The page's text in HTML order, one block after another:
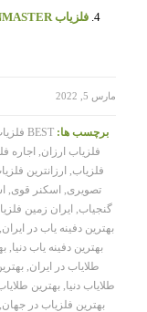
فلزیاب COINMASTER
مارس 5, 2022
برچسب ها: BEST فلزیاب
فلزیاب ارزان, اجاره
فلزیاب, ارزانترین
تصویری, اسکنر قوی,
گنجیاب, ایران زمین
بهترین دفینه یاب در ایران,
بهترین دفینه یاب دنیا,
طلایاب در ایران,
طلایاب دنیا, بهترین
بهترین فلزیاب در جهان